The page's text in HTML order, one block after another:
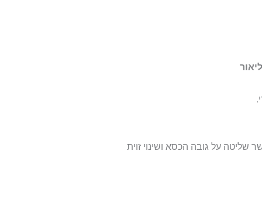
המאפשר שליטה על גובה הכסא ושינוי זוית